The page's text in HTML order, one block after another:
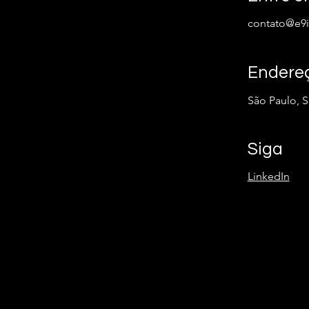
São Paulo,
Siga
LinkedIn